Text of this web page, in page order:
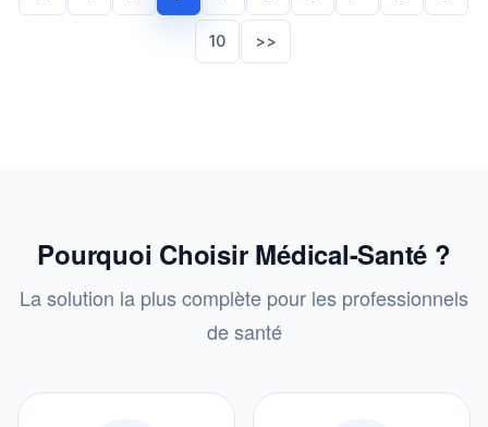
10 >>
Pourquoi Choisir Médical-Santé ?
La solution la plus complète pour les professionnels
de santé